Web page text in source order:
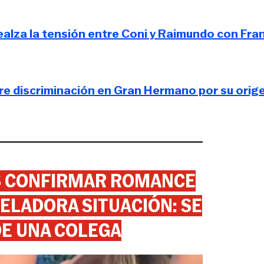
la tensión entre Coni y Raimundo con
discriminación en Gran Hermano por su
ROMANCE
SITUACIÓN: SE
UNA COLEGA